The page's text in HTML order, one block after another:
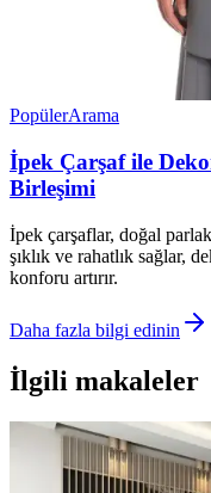
PopülerArama
İpek Çarşaf ile
Birleşimi
İpek çarşaflar, doğal
şıklık ve rahatlık sağlar,
konforu artırır.
Daha fazla bilgi edinin
İlgili makaleler